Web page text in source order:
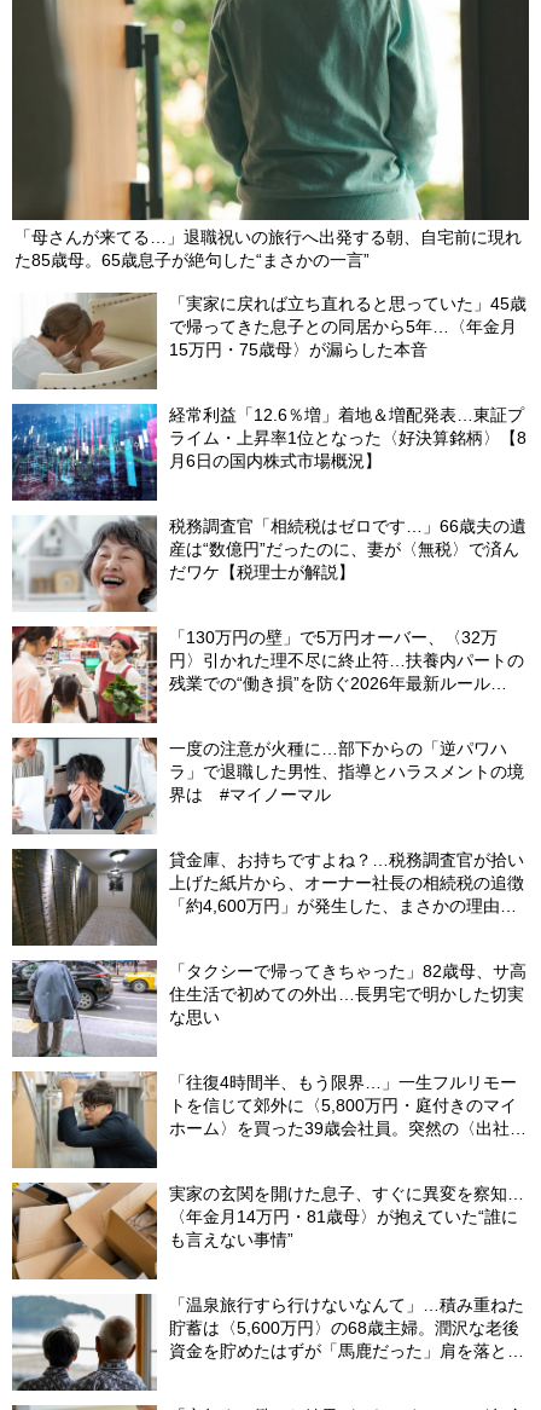
「母さんが来てる…」退職祝いの旅行へ出発する朝、自宅前に現れ
た85歳母。65歳息子が絶句した“まさかの一言”
「実家に戻れば立ち直れると思っていた」45歳
で帰ってきた息子との同居から5年…〈年金月
15万円・75歳母〉が漏らした本音
経常利益「12.6％増」着地＆増配発表…東証プ
ライム・上昇率1位となった〈好決算銘柄〉【8
月6日の国内株式市場概況】
税務調査官「相続税はゼロです…」66歳夫の遺
産は“数億円”だったのに、妻が〈無税〉で済ん
だワケ【税理士が解説】
「130万円の壁」で5万円オーバー、〈32万
円〉引かれた理不尽に終止符…扶養内パートの
残業での“働き損”を防ぐ2026年最新ルール
一度の注意が火種に…部下からの「逆パワハ
ラ」で退職した男性、指導とハラスメントの境
界は #マイノーマル
貸金庫、お持ちですよね？…税務調査官が拾い
上げた紙片から、オーナー社長の相続税の追徴
「約4,600万円」が発生した、まさかの理由
「タクシーで帰ってきちゃった」82歳母、サ高
住生活で初めての外出…長男宅で明かした切実
な思い
「往復4時間半、もう限界…」一生フルリモー
トを信じて郊外に〈5,800万円・庭付きのマイ
ホーム〉を買った39歳会社員。突然の〈出社
実家の玄関を開けた息子、すぐに異変を察知…
〈年金月14万円・81歳母〉が抱えていた“誰に
も言えない事情”
「温泉旅行すら行けないなんて」…積み重ねた
貯蓄は〈5,600万円〉の68歳主婦。潤沢な老後
資金を貯めたはずが「馬鹿だった」肩を落とす